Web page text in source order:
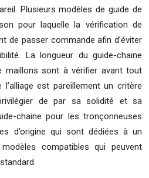
Plusieurs modèles de guide de
pour laquelle la vérification de
de passer commande afin d’éviter
La longueur du guide-chaine
maillons sont à vérifier avant tout
est pareillement un critère
de par sa solidité et sa
chaine pour les tronçonneuses
d’origine qui sont dédiées à un
compatibles qui peuvent